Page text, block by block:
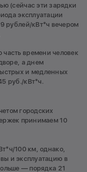
(сейчас эти зарядки
эксплуатации
рублей/кВт*ч вечером
времени человек
а днем
и медленных
руб./кВт*ч.
городских
принимаем 10
100 км, однако,
и эксплуатацию в
— порядка 21